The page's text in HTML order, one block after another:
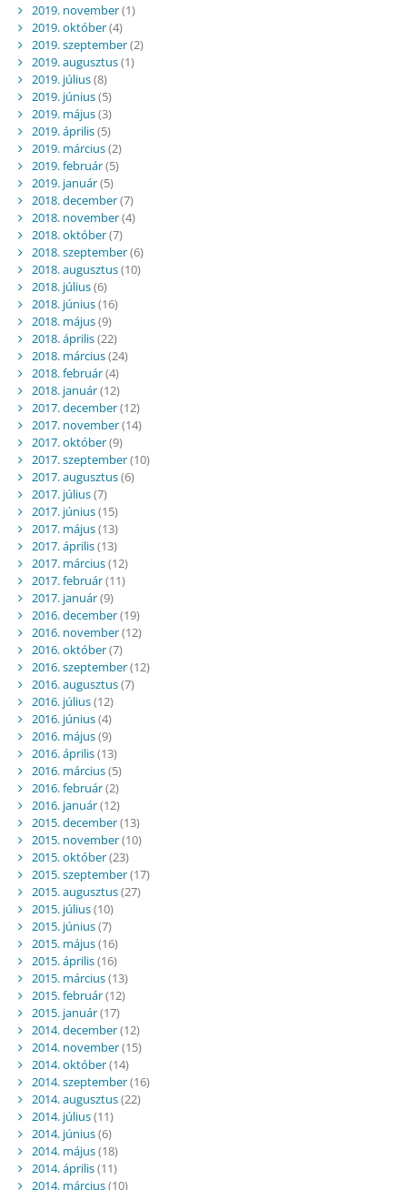
2019. november(1)
2019. október(4)
2019. szeptember(2)
2019. augusztus(1)
2019. július(8)
2019. június(5)
2019. május(3)
2019. április(5)
2019. március(2)
2019. február(5)
2019. január(5)
2018. december(7)
2018. november(4)
2018. október(7)
2018. szeptember(6)
2018. augusztus(10)
2018. július(6)
2018. június(16)
2018. május(9)
2018. április(22)
2018. március(24)
2018. február(4)
2018. január(12)
2017. december(12)
2017. november(14)
2017. október(9)
2017. szeptember(10)
2017. augusztus(6)
2017. július(7)
2017. június(15)
2017. május(13)
2017. április(13)
2017. március(12)
2017. február(11)
2017. január(9)
2016. december(19)
2016. november(12)
2016. október(7)
2016. szeptember(12)
2016. augusztus(7)
2016. július(12)
2016. június(4)
2016. május(9)
2016. április(13)
2016. március(5)
2016. február(2)
2016. január(12)
2015. december(13)
2015. november(10)
2015. október(23)
2015. szeptember(17)
2015. augusztus(27)
2015. július(10)
2015. június(7)
2015. május(16)
2015. április(16)
2015. március(13)
2015. február(12)
2015. január(17)
2014. december(12)
2014. november(15)
2014. október(14)
2014. szeptember(16)
2014. augusztus(22)
2014. július(11)
2014. június(6)
2014. május(18)
2014. április(11)
2014. március(10)